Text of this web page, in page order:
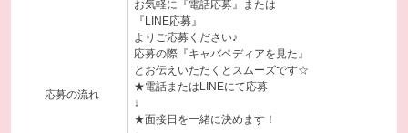
応募の流れ
お気軽に『電話応募』または
『LINE応募』
よりご応募ください♪
応募の際『キャバペディアを見た』
とお伝えいただくとスムーズです☆
★電話またはLINEにて応募
↓
★面接日を一緒に決めます！